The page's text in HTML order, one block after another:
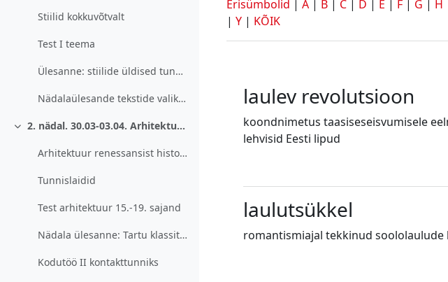
Stiilid kokkuvõtvalt
Test I teema
Ülesanne: stiilide üldised tunnused
Nädalaülesande tekstide valikud
Ahenda 2. nädal. 30.03-03.04. Arhitektuur 15-19. sajand.
Arhitektuur renessansist historitsismini
Tunnislaidid
Test arhitektuur 15.-19. sajand
Nädala ülesanne: Tartu klassitsistlik arhitektuur
Kodutöö II kontakttunniks
Erisümbolid | A | B | C | D | E | F | G | H
| Y | KÕIK
laulev revolutsioon
koondnimetus taasiseseisvumisele
lehvisid Eesti lipud
laulutsükkel
romantismiajal tekkinud